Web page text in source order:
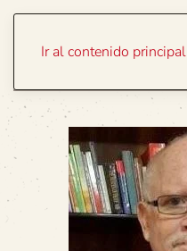
Ir al contenido principal